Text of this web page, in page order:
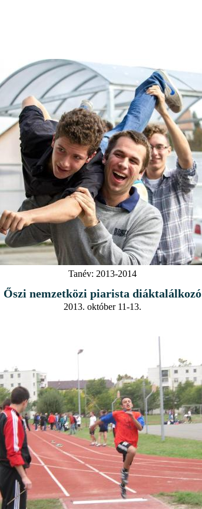
Tanév: 2013-2014
Őszi nemzetközi piarista diáktalálkozó
2013. október 11-13.